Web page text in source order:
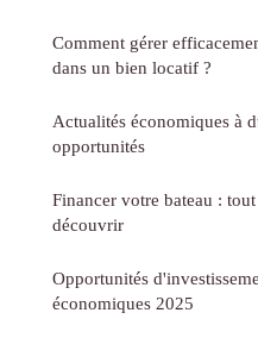
Comment gérer
dans un bien locatif ?
Actualités économiques à
opportunités
Financer votre bateau :
découvrir
Opportunités
économiques 2025